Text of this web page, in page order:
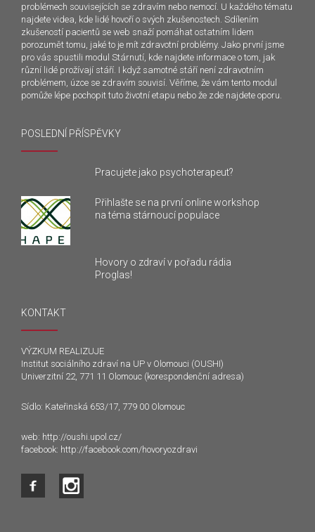
problémech souvisejících se zdravím nebo nemocí. U každého tématu
najdete videa, kde lidé hovoří o svých zkušenostech. Sdílením
zkušeností pacientů se web snaží pomáhat ostatním lidem
porozumět tomu, jaké to je mít zdravotní problémy. Jako první jsme
pro vás spustili modul Stárnutí, kde najdete informace o tom, jak
různí lidé prožívají stáří. I když samotné stáří není zdravotním
problémem, úzce se zdravím souvisí. Věříme, že vám tento modul
pomůže lépe pochopit tuto životní etapu nebo že zde najdete oporu.
POSLEDNÍ PŘÍSPĚVKY
Pracujete jako psychoterapeut?
Přihlašte se na první online workshop
na téma stárnoucí populace
Hovory o zdraví v pořadu rádia
Proglas!
KONTAKT
VÝZKUM REALIZUJE
Institut sociálního zdraví na UP v Olomouci (OUSHI)
Univerzitní 22, 771 11 Olomouc (korespondenční adresa)
Sídlo: Kateřinská 653/17, 779 00 Olomouc
web: http://oushi.upol.cz/
facebook: http://facebook.com/hovoryozdravi